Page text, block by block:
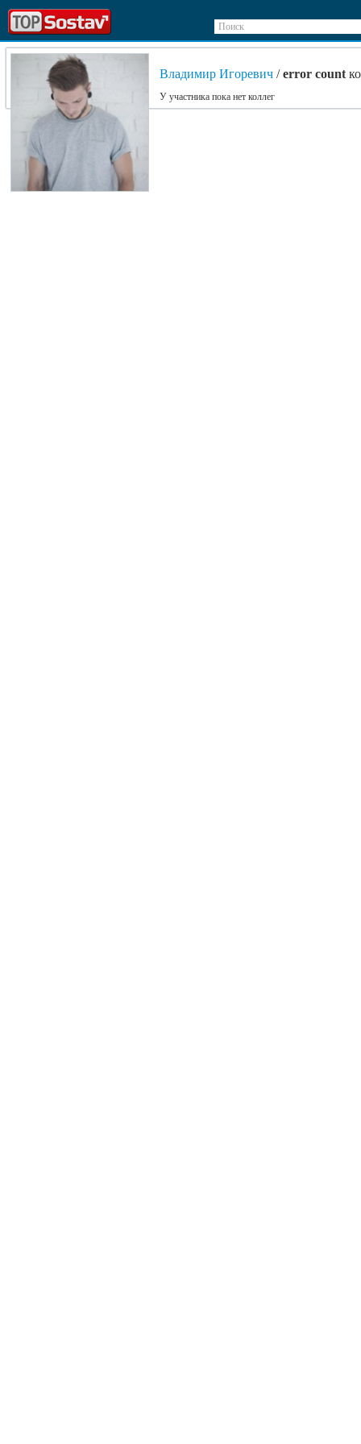
Поиск
Владимир Игоревич /error count
У участника пока нет коллег